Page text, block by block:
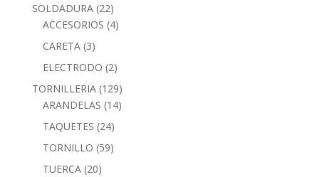
SOLDADURA (22)
ACCESORIOS (4)
CARETA (3)
ELECTRODO (2)
TORNILLERIA (129)
ARANDELAS (14)
TAQUETES (24)
TORNILLO (59)
TUERCA (20)